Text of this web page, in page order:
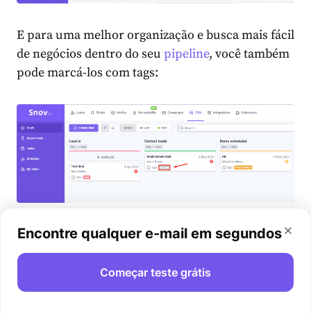
E para uma melhor organização e busca mais fácil
de negócios dentro do seu pipeline, você também
pode marcá-los com tags:
6. Trabalhe em negócios juntos
Como mencionei acima, a colaboração da equipe
melhora muito sua produtividade geral, e o CRM
Encontre qualquer e-mail em segundos
Começar teste grátis